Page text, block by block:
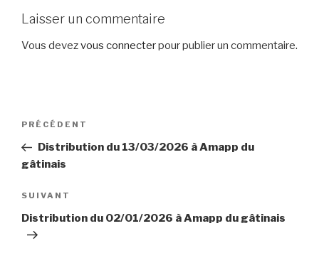
Laisser un commentaire
Vous devezvous connecterpour publier un commentaire.
Navigation
l’article
Article
précédent
PRÉCÉDENT
Distribution du 13/03/2026 à Amapp du
gâtinais
Article
suivant
SUIVANT
Distribution du 02/01/2026 à Amapp du gâtinais